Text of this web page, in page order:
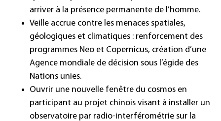
arriver à la présence permanente de l’homme.
Veille accrue contre les menaces spatiales,
géologiques et climatiques : renforcement des
programmes Neo et Copernicus, création d’une
Agence mondiale de décision sous l’égide des
Nations unies.
Ouvrir une nouvelle fenêtre du cosmos en
participant au projet chinois visant à installer un
observatoire par radio-interférométrie sur la